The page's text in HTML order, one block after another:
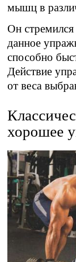
мышц в
Он стремился
данное
способно
Действие
от веса
хорошее